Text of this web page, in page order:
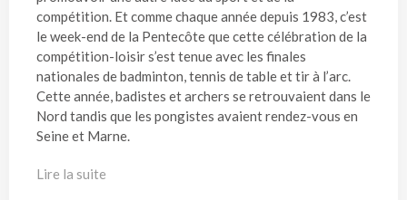
compétition. Et comme chaque année depuis 1983, c’est
le week-end de la Pentecôte que cette célébration de la
compétition-loisir s’est tenue avec les finales
nationales de badminton, tennis de table et tir à l’arc.
Cette année, badistes et archers se retrouvaient dans le
Nord tandis que les pongistes avaient rendez-vous en
Seine et Marne.
Lire la suite